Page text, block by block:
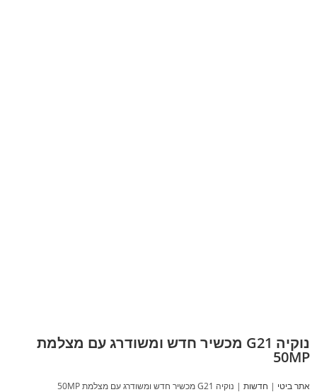
נוקיה G21 מכשיר חדש ומשודרג עם מצלמת
50MP
אתר ביטי | חדשות | נוקיה G21 מכשיר חדש ומשודרג עם מצלמת 50MP